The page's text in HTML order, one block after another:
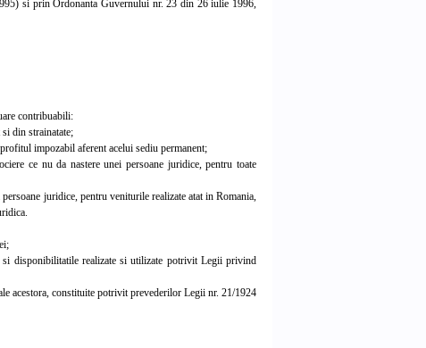
si prin Ordonanta Guvernului nr. 23 din 26 iulie 1996,
contribuabili:
din strainatate;
impozabil aferent acelui sediu permanent;
ce nu da nastere unei persoane juridice, pentru toate
juridice, pentru veniturile realizate atat in Romania,
disponibilitatile realizate si utilizate potrivit Legii privind
acestora, constituite potrivit prevederilor Legii nr. 21/1924